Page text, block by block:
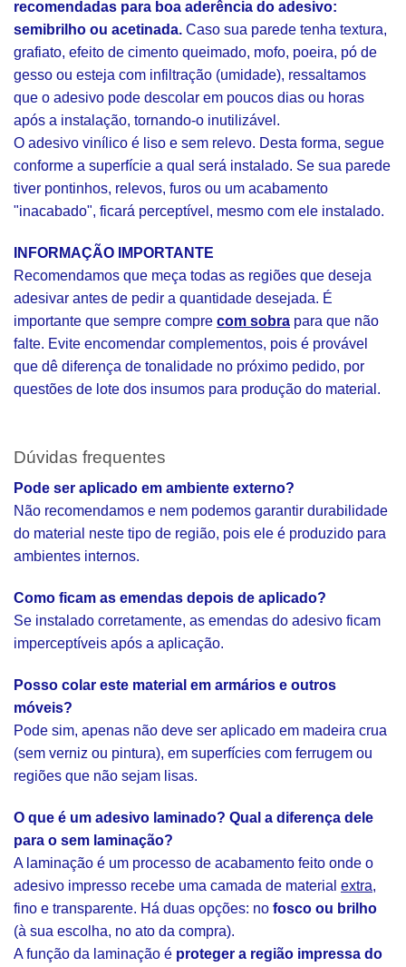
recomendadas para boa aderência do adesivo:
semibrilho ou acetinada. Caso sua parede tenha textura,
grafiato, efeito de cimento queimado, mofo, poeira, pó de
gesso ou esteja com infiltração (umidade), ressaltamos
que o adesivo pode descolar em poucos dias ou horas
após a instalação, tornando-o inutilizável.
O adesivo vinílico é liso e sem relevo. Desta forma, segue
conforme a superfície a qual será instalado. Se sua parede
tiver pontinhos, relevos, furos ou um acabamento
"inacabado", ficará perceptível, mesmo com ele instalado.
INFORMAÇÃO IMPORTANTE
Recomendamos que meça todas as regiões que deseja
adesivar antes de pedir a quantidade desejada. É
importante que sempre compre com sobra para que não
falte. Evite encomendar complementos, pois é provável
que dê diferença de tonalidade no próximo pedido, por
questões de lote dos insumos para produção do material.
Dúvidas frequentes
Pode ser aplicado em ambiente externo?
Não recomendamos e nem podemos garantir durabilidade
do material neste tipo de região, pois ele é produzido para
ambientes internos.
Como ficam as emendas depois de aplicado?
Se instalado corretamente, as emendas do adesivo ficam
imperceptíveis após a aplicação.
Posso colar este material em armários e outros
móveis?
Pode sim, apenas não deve ser aplicado em madeira crua
(sem verniz ou pintura), em superfícies com ferrugem ou
regiões que não sejam lisas.
O que é um adesivo laminado? Qual a diferença dele
para o sem laminação?
A laminação é um processo de acabamento feito onde o
adesivo impresso recebe uma camada de material extra,
fino e transparente. Há duas opções: no fosco ou brilho
(à sua escolha, no ato da compra).
A função da laminação é proteger a região impressa do